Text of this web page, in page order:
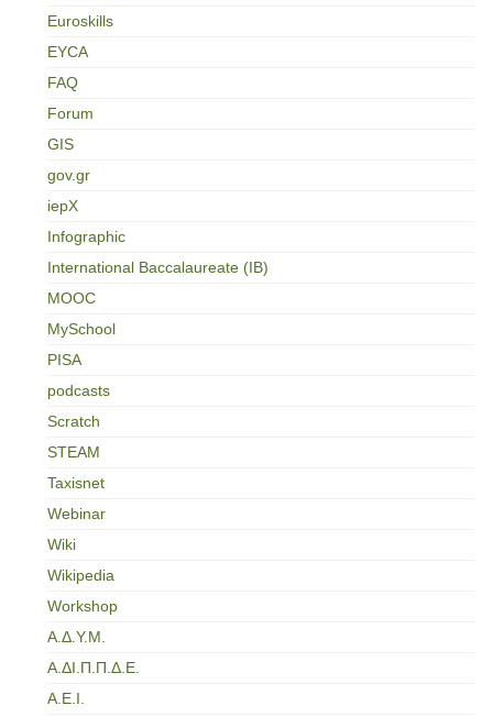
Euroskills
EYCA
FAQ
Forum
GIS
gov.gr
iepX
Infographic
International Baccalaureate (IB)
MOOC
MySchool
PISA
podcasts
Scratch
STEAM
Taxisnet
Webinar
Wiki
Wikipedia
Workshop
Α.Δ.Υ.Μ.
Α.ΔΙ.Π.Π.Δ.Ε.
Α.Ε.Ι.